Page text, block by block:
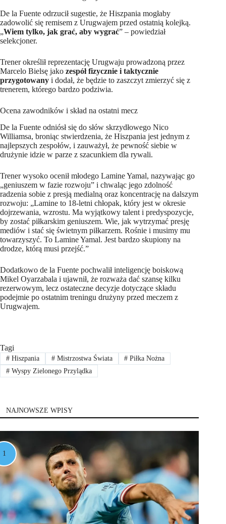
De la Fuente odrzucił sugestie, że Hiszpania mogłaby
zadowolić się remisem z Urugwajem przed ostatnią kolejką.
„Wiem tylko, jak grać, aby wygrać” – powiedział
selekcjoner.
Trener określił reprezentację Urugwaju prowadzoną przez
Marcelo Bielsę jako zespół fizycznie i taktycznie
przygotowany i dodał, że będzie to zaszczyt zmierzyć się z
trenerem, którego bardzo podziwia.
Ocena zawodników i skład na ostatni mecz
De la Fuente odniósł się do słów skrzydłowego Nico
Williamsa, broniąc stwierdzenia, że Hiszpania jest jednym z
najlepszych zespołów, i zauważył, że pewność siebie w
drużynie idzie w parze z szacunkiem dla rywali.
Trener wysoko ocenił młodego Lamine Yamal, nazywając go
„geniuszem w fazie rozwoju” i chwaląc jego zdolność
radzenia sobie z presją medialną oraz koncentrację na dalszym
rozwoju: „Lamine to 18-letni chłopak, który jest w okresie
dojrzewania, wzrostu. Ma wyjątkowy talent i predyspozycje,
by zostać piłkarskim geniuszem. Wie, jak wytrzymać presję
mediów i stać się świetnym piłkarzem. Rośnie i musimy mu
towarzyszyć. To Lamine Yamal. Jest bardzo skupiony na
drodze, którą musi przejść.”
Dodatkowo de la Fuente pochwalił inteligencję boiskową
Mikel Oyarzabala i ujawnił, że rozważa dać szansę kilku
rezerwowym, lecz ostateczne decyzje dotyczące składu
podejmie po ostatnim treningu drużyny przed meczem z
Urugwajem.
Tagi
#Hiszpania #Mistrzostwa Świata # Piłka Nożna
#Wyspy Zielonego Przylądka
NAJNOWSZE WPISY